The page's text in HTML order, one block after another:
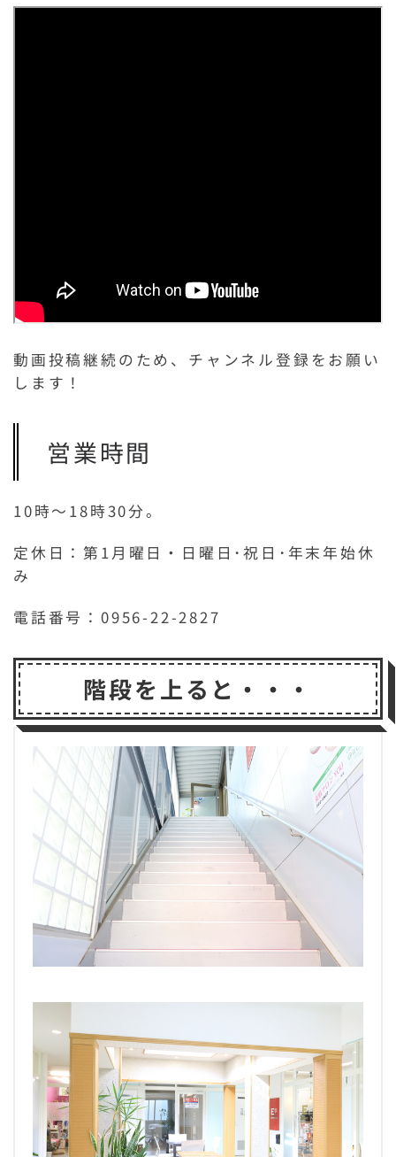
動画投稿継続のため、チャンネル登録をお願い
します！
営業時間
10時～18時30分。
定休日：第1月曜日・日曜日･祝日･年末年始休
み
電話番号：0956-22-2827
階段を上ると・・・